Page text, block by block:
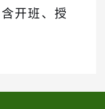
开班、授